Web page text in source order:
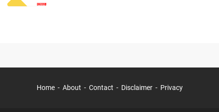
Home About Contact Disclaimer Privacy